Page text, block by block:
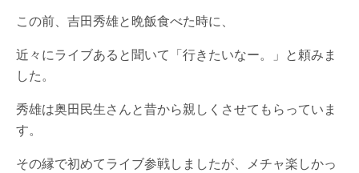
この前、吉田秀雄と晩飯食べた時に、
近々にライブあると聞いて「行きたいなー。」と頼みま
した。
秀雄は奥田民生さんと昔から親しくさせてもらっていま
す。
その縁で初めてライブ参戦しましたが、メチャ楽しかっ